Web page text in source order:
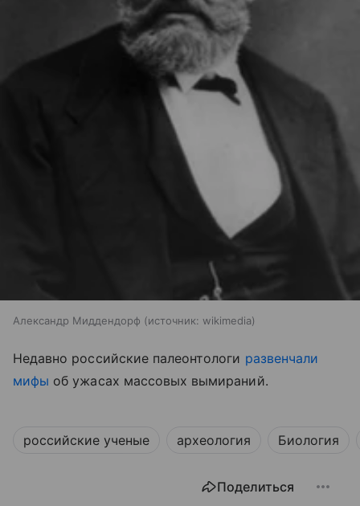
Александр Миддендорф источник: wikimedia
Недавно российские палеонтологи развенчали
мифы об ужасах массовых вымираний.
российские ученые археология Биология
Поделиться